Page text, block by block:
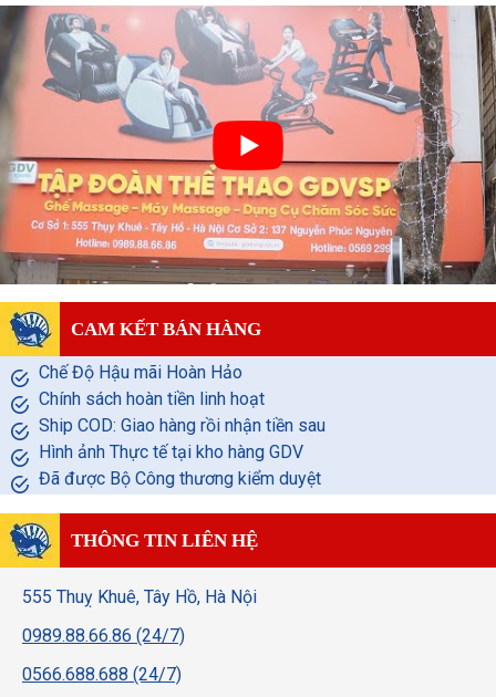
CAM KẾT BÁN HÀNG
Chế Độ Hậu mãi Hoàn Hảo
Chính sách hoàn tiền linh hoạt
Ship COD: Giao hàng rồi nhận tiền sau
Hình ảnh Thực tế tại kho hàng GDV
Đã được Bộ Công thương kiểm duyệt
THÔNG TIN LIÊN HỆ
555 Thuỵ Khuê, Tây Hồ, Hà Nội
0989.88.66.86 (24/7)
0566.688.688 (24/7)